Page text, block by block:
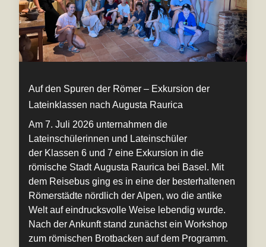
Auf den Spuren der Römer – Exkursion der
Lateinklassen nach Augusta Raurica
Am 7. Juli 2026 unternahmen die
Lateinschülerinnen und Lateinschüler
der Klassen 6 und 7 eine Exkursion in die
römische Stadt Augusta Raurica bei Basel. Mit
dem Reisebus ging es in eine der besterhaltenen
Römerstädte nördlich der Alpen, wo die antike
Welt auf eindrucksvolle Weise lebendig wurde.
Nach der Ankunft stand zunächst ein Workshop
zum römischen Brotbacken auf dem Programm.